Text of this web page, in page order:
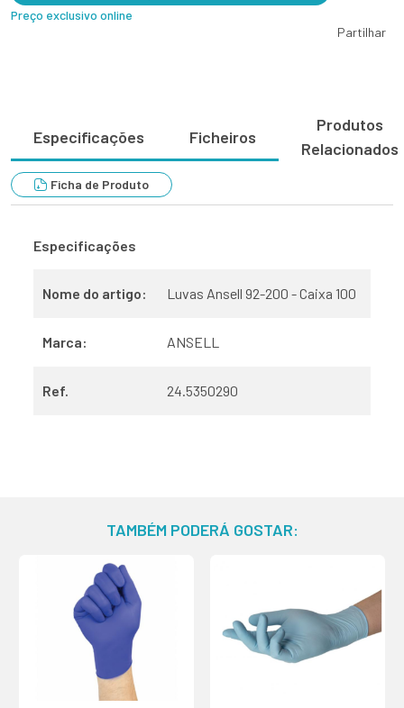
Preço exclusivo online
Partilhar
Especificações Ficheiros
Produtos
Relacionados
Ficha de Produto
Especificações
Nome do artigo: Luvas Ansell 92-200 - Caixa 100
Marca: ANSELL
Ref. 24.5350290
TAMBÉM PODERÁ GOSTAR: